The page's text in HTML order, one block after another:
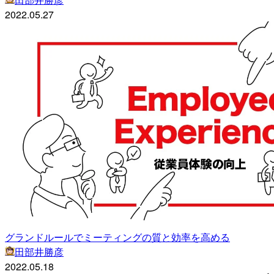
2022.05.27
グランドルールでミーティングの質と効率を高める
田部井勝彦
2022.05.18